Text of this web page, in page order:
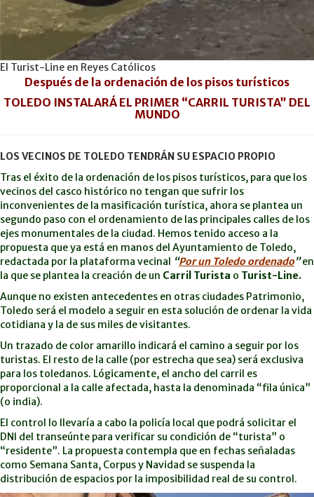
El Turist-Line en Reyes Católicos
Después de la ordenación de los pisos turísticos
TOLEDO INSTALARÁ EL PRIMER “CARRIL TURISTA” DEL
MUNDO
LOS VECINOS DE TOLEDO TENDRÁN SU ESPACIO PROPIO
Tras el éxito de la ordenación de los pisos turísticos, para que los
vecinos del casco histórico no tengan que sufrir los
inconvenientes de la masificación turística, ahora se plantea un
segundo paso con el ordenamiento de las principales calles de los
ejes monumentales de la ciudad. Hemos tenido acceso a la
propuesta que ya está en manos del Ayuntamiento de Toledo,
redactada por la plataforma vecinal “Por un Toledo ordenado” en
la que se plantea la creación de un Carril Turista o Turist-Line.
Aunque no existen antecedentes en otras ciudades Patrimonio,
Toledo será el modelo a seguir en esta solución de ordenar la vida
cotidiana y la de sus miles de visitantes.
Un trazado de color amarillo indicará el camino a seguir por los
turistas. El resto de la calle (por estrecha que sea) será exclusiva
para los toledanos. Lógicamente, el ancho del carril es
proporcional a la calle afectada, hasta la denominada “fila única”
(o india).
El control lo llevaría a cabo la policía local que podrá solicitar el
DNI del transeúnte para verificar su condición de “turista” o
“residente”. La propuesta contempla que en fechas señaladas
como Semana Santa, Corpus y Navidad se suspenda la
distribución de espacios por la imposibilidad real de su control.